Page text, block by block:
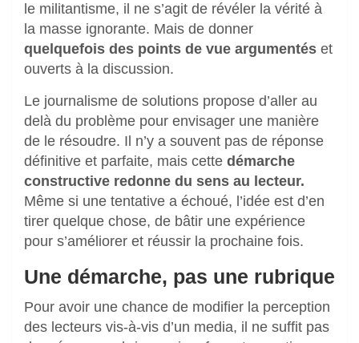
le militantisme, il ne s’agit de révéler la vérité à
la masse ignorante. Mais de donner
quelquefois des points de vue argumentés et
ouverts à la discussion.
Le journalisme de solutions propose d’aller au
delà du problème pour envisager une manière
de le résoudre. Il n’y a souvent pas de réponse
définitive et parfaite, mais cette démarche
constructive redonne du sens au lecteur.
Même si une tentative a échoué, l’idée est d’en
tirer quelque chose, de bâtir une expérience
pour s’améliorer et réussir la prochaine fois.
Une démarche, pas une rubrique
Pour avoir une chance de modifier la perception
des lecteurs vis-à-vis d’un media, il ne suffit pas